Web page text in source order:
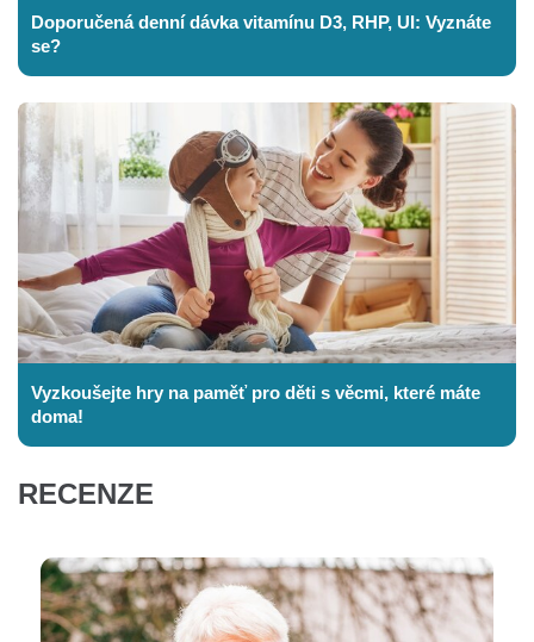
Doporučená denní dávka vitamínu D3, RHP, UI: Vyznáte
se?
Vyzkoušejte hry na paměť pro děti s věcmi, které máte
doma!
RECENZE